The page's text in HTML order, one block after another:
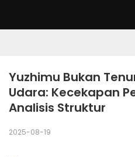
Yuzhimu Bukan
Udara: Kecekapan
Analisis Struktur
2025-08-19